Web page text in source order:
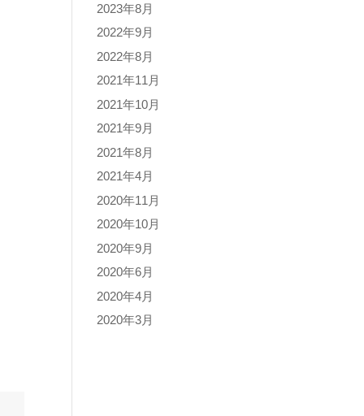
2023年8月
2022年9月
2022年8月
2021年11月
2021年10月
2021年9月
2021年8月
2021年4月
2020年11月
2020年10月
2020年9月
2020年6月
2020年4月
2020年3月